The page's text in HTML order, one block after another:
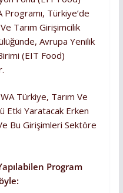
Türkiye’de
Tarım Girişimcilik
Avrupa Yenilik
(EIT Food)
Türkiye, Tarım Ve
Etki Yaratacak Erken
Bu Girişimleri Sektöre
Program